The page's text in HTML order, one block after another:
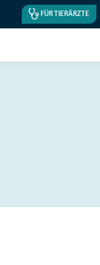
FÜR TIERÄRZTE